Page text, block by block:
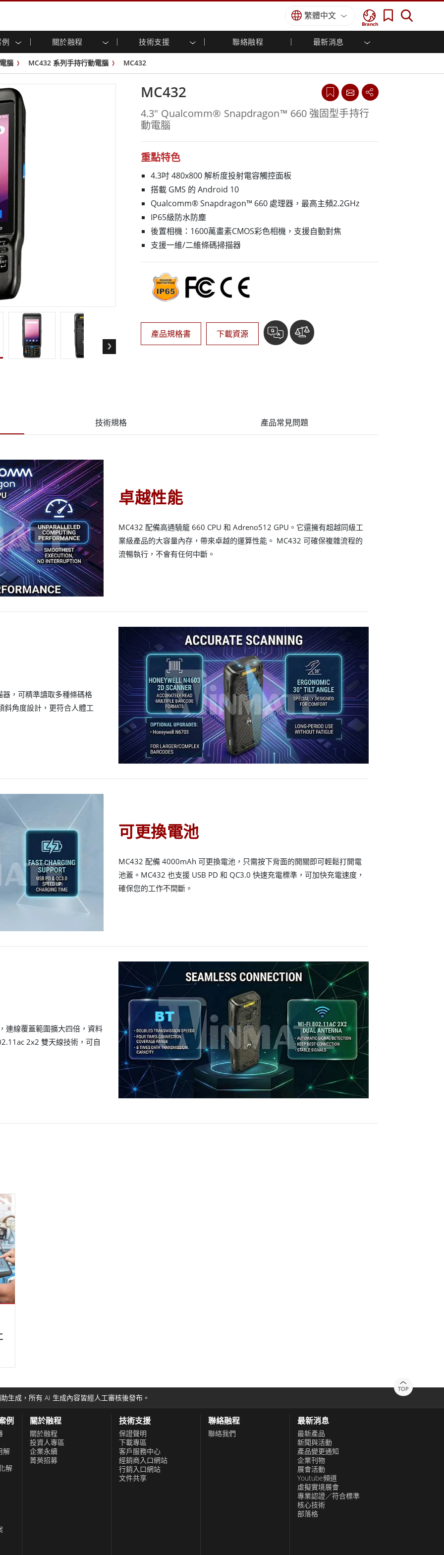
Branch
繁體中文
關於融程 技術支援 聯絡融程 最新消息
器
(投射電
構
C
不銹鋼系列
戶外顯示器
工業電腦及人機介面
人機介面 (投射電容觸控)
工業電腦 (投射電容觸控)
工業電腦 (電阻觸控)
不銹鋼系列
G-WIN系列 / IP67設計
長條形數位電子看板
邊緣運算人工智慧工業電腦
國防等級強固觸控筆記型電腦
國防等級強固型平板電腦
國防等級超強固型平板電腦
國防等級工業電腦
國防等級顯示器 / NVIS 顯示器
地面控制站
決方案
腦 / IP65 防水強固型電腦
網閘道器
道器
醫管等級
醫管等級強固型平板電腦
醫管等級工業電腦
醫管等級顯示器
船舶等級
船舶等級顯示器
船舶等級嵌入式電腦
天然氣, ATEX等級
強固型平板電腦
級強固型手持行動電腦
工業電腦
人工智慧電腦
邊緣運算人工智慧移動電腦
邊緣運算人工智慧工業電腦
邊緣運算人工智慧嵌入式電腦
不鏽鋼等級
不鏽鋼工業顯示器
慧就緒 能源, 化工, 防爆應用解決方案
輸解決方案
食品藥廠解決方案
船舶解決方案
聯網解決方案
倉儲物流解決方案
機器人系統解決方案
衛生保健解決方案
綠能減碳解決方案
方案
重工業解決方案
區 企業永續
區 客戶服務中心
享
動 產品變更通知
頻道
虛擬實境展會
專業認證／符合標準
腦 MC432 系列手持行動電腦 MC432
MC432
4.3" Qualcomm® Snapdragon™ 660 強固型手持行
動電腦
重點特色
4.3吋 480x800 解析度投射電容觸控面板
搭載 GMS 的 Android 10
Qualcomm® Snapdragon™ 660 處理器，最高主頻2.2GHz
IP65級防水防塵
後置相機：1600萬畫素CMOS彩色相機，支援自動對焦
支援一維/二維條碼掃描器
產品規格書 下載資源
技術規格 產品常見問題
卓越性能
MC432 配備高通驍龍 660 CPU 和 Adreno512 GPU。它還擁有超越同級工
業級產品的大容量內存，帶來卓越的運算性能。 MC432 可確保複雜流程的
流暢執行，不會有任何中斷。
，可精準讀取多種條碼格
角度設計，更符合人體工
可更換電池
MC432 配備 4000mAh 可更換電池，只需按下背面的開關即可輕鬆打開電
池蓋。MC432 也支援 USB PD 和 QC3.0 快速充電標準，可加快充電速度，
確保您的工作不間斷。
連線覆蓋範圍擴大四倍，資料
2x2 雙天線技術，可自
TOP
生成，所有 AI 生成內容皆經人工審核後發布。
例
解
解
關於融程
關於融程
投資人專區
企業永續
菁英招募
技術支援
保證聲明
下載專區
客戶服務中心
經銷商入口網站
行銷入口網站
文件共享
聯絡融程
聯絡我們
最新消息
最新產品
新聞與活動
產品變更通知
企業刊物
展會活動
Youtube頻道
虛擬實境展會
專業認證／符合標準
核心技術
部落格